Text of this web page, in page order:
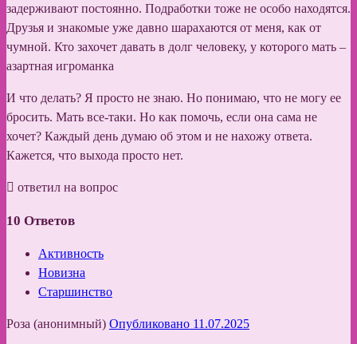
задерживают постоянно. Подработки тоже не особо находятся.
Друзья и знакомые уже давно шарахаются от меня, как от
чумной. Кто захочет давать в долг человеку, у которого мать –
азартная игроманка
И что делать? Я просто не знаю. Но понимаю, что не могу ее
бросить. Мать все-таки. Но как помочь, если она сама не
хочет? Каждый день думаю об этом и не нахожу ответа.
Кажется, что выхода просто нет.
ответил на вопрос
10 Ответов
Активность
Новизна
Старшинство
Роза (анонимный) Опубликовано 11.07.2025